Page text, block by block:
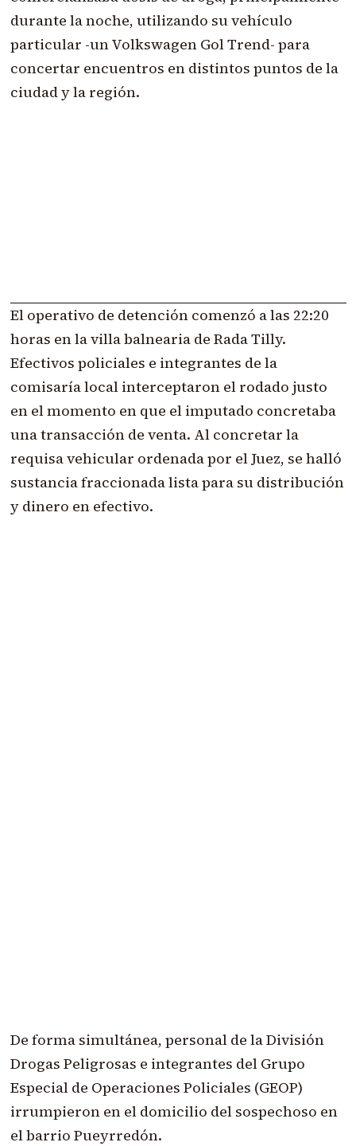
durante la noche, utilizando su vehículo
particular -un Volkswagen Gol Trend- para
concertar encuentros en distintos puntos de la
ciudad y la región.
El operativo de detención comenzó a las 22:20
horas en la villa balnearia de Rada Tilly.
Efectivos policiales e integrantes de la
comisaría local interceptaron el rodado justo
en el momento en que el imputado concretaba
una transacción de venta. Al concretar la
requisa vehicular ordenada por el Juez, se halló
sustancia fraccionada lista para su distribución
y dinero en efectivo.
De forma simultánea, personal de la División
Drogas Peligrosas e integrantes del Grupo
Especial de Operaciones Policiales (GEOP)
irrumpieron en el domicilio del sospechoso en
el barrio Pueyrredón.